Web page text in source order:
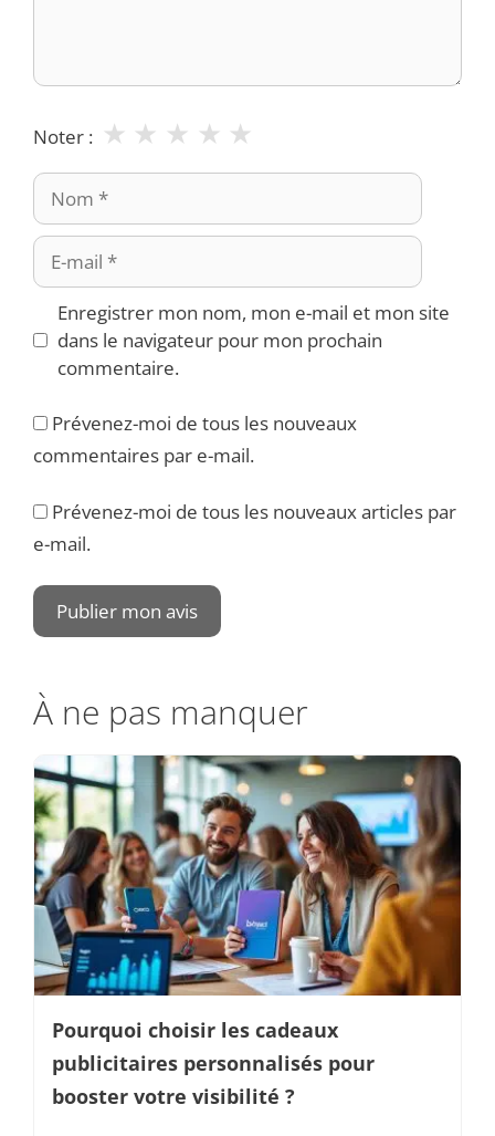
Noter : ★
★
★
★
★
Nom
E-
mail
Enregistrer mon nom, mon e-mail et mon site
dans le navigateur pour mon prochain
commentaire.
Prévenez-moi de tous les nouveaux
commentaires par e-mail.
Prévenez-moi de tous les nouveaux articles par
e-mail.
À ne pas manquer
Pourquoi choisir les cadeaux
publicitaires personnalisés pour
booster votre visibilité ?